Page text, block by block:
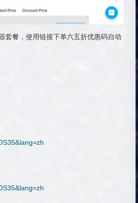
套餐，使用链接下单六五折优惠码自动